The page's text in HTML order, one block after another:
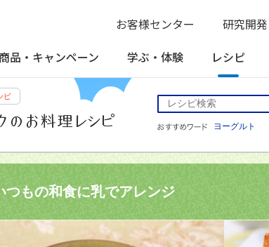
品・ キャンペーン 学ぶ・ 体験 レシピ
お客様センター 研究開発
ヨーグルト
つもの和食に乳でアレンジ